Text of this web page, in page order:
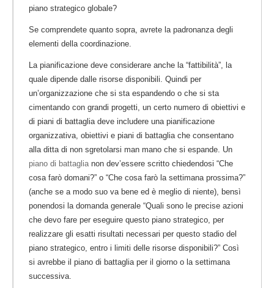
piano strategico globale?
Se comprendete quanto sopra, avrete la padronanza degli
elementi della coordinazione.
La pianificazione deve considerare anche la “fattibilità”, la
quale dipende dalle risorse disponibili. Quindi per
un’organizzazione che si sta espandendo o che si sta
cimentando con grandi progetti, un certo numero di obiettivi e
di piani di battaglia deve includere una pianificazione
organizzativa, obiettivi e piani di battaglia che consentano
alla ditta di non sgretolarsi man mano che si espande. Un
piano di battaglia non dev’essere scritto chiedendosi “Che
cosa farò domani?” o “Che cosa farò la settimana prossima?”
(anche se a modo suo va bene ed è meglio di niente), bensì
ponendosi la domanda generale “Quali sono le precise azioni
che devo fare per eseguire questo piano strategico, per
realizzare gli esatti risultati necessari per questo stadio del
piano strategico, entro i limiti delle risorse disponibili?” Così
si avrebbe il piano di battaglia per il giorno o la settimana
successiva.